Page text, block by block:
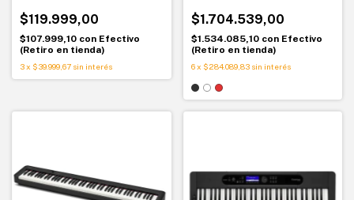
$119.999,00
$107.999,10 con Efectivo
(Retiro en tienda)
3x $39.999,67 sin interés
$1.704.539,00
$1.534.085,10 con Efectivo
(Retiro en tienda)
6 x $284.089,83 sin interés